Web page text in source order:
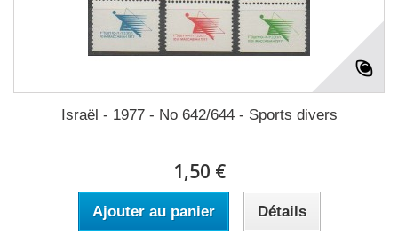
Israël - 1977 - No 642/644 - Sports divers
1,50 €
Ajouter au panier Détails